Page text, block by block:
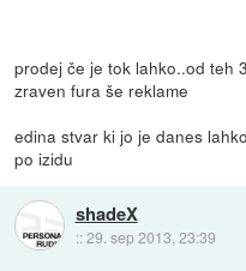
prodej če je tok lahko..od teh
zraven fura še reklame
edina stvar ki jo je danes
po izidu
shadeX
::29. sep 2013, 23:39